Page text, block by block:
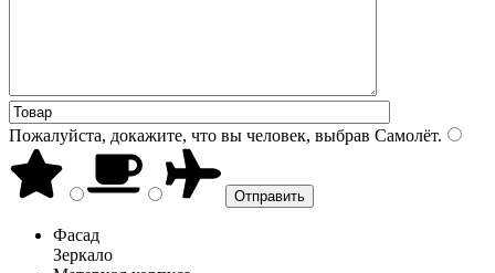
Пожалуйста, докажите, что вы человек, выбрав Самолёт.
Фасад
Зеркало